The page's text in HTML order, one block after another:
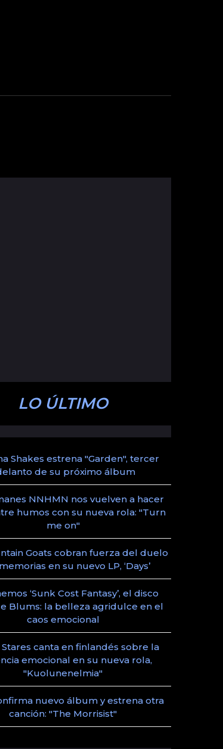
LO ÚLTIMO
Shakes estrena "Garden", tercer
de su próximo álbum
NNHMN nos vuelven a hacer
humos con su nueva rola: "Turn
me on"
Goats cobran fuerza del duelo
en su nuevo LP, ‘Days’
‘Sunk Cost Fantasy’, el disco
Blums: la belleza agridulce en el
caos emocional
canta en finlandés sobre la
emocional en su nueva rola,
"Kuolunenelmia"
nuevo álbum y estrena otra
canción: "The Morrisist"